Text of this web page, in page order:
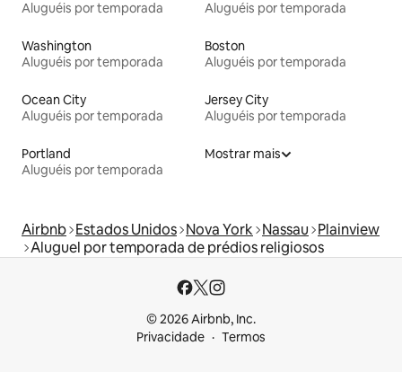
Aluguéis por temporada
Aluguéis por temporada
Washington
Aluguéis por temporada
Boston
Aluguéis por temporada
Ocean City
Aluguéis por temporada
Jersey City
Aluguéis por temporada
Portland
Aluguéis por temporada
Mostrar mais
Airbnb Estados Unidos Nova York Nassau Plainview
Aluguel por temporada de prédios religiosos
© 2026 Airbnb, Inc.
Privacidade
Termos